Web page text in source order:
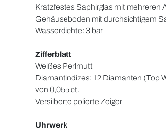
Kratzfestes Saphirglas mit mehreren
Gehäuseboden mit durchsichtigem
Wasserdichte: 3 bar
Zifferblatt
Weißes Perlmutt
Diamantindizes: 12 Diamanten (Top
von 0,055 ct.
Versilberte polierte Zeiger
Uhrwerk